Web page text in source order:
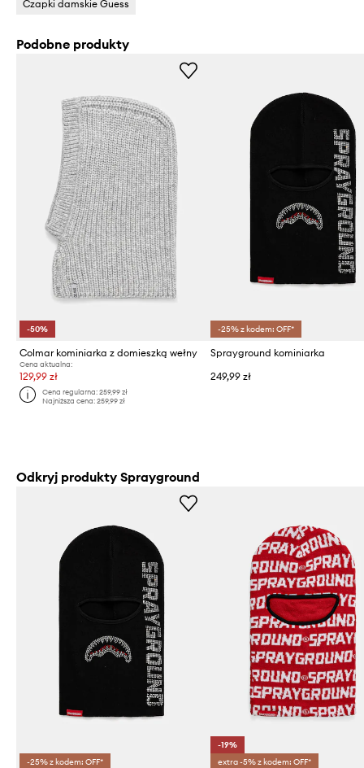
Czapki damskie Guess
Podobne produkty
-50%
Colmar kominiarka z domieszką wełny
Cena aktualna:
129,99 zł
Cena regularna:259,99 zł
Najniższa cena:259,99 zł
-25% z kodem: OFF*
Sprayground kominiarka
249,99 zł
Odkryj produkty Sprayground
-25% z kodem: OFF*
-19%
extra -5% z kodem: OFF*